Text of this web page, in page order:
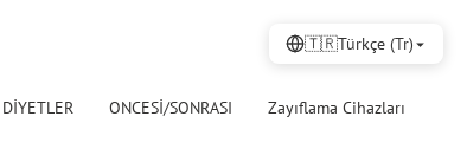
DİYETLER ONCESİ/SONRASI Zayıflama Cihazları
🇹🇷Türkçe (Tr)